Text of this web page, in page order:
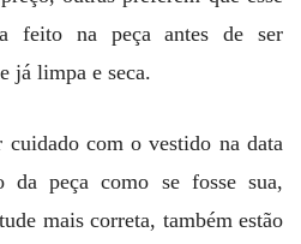
feito na peça antes de ser
já limpa e seca.
com o vestido na data
da peça como se fosse sua,
mais correta, também estão